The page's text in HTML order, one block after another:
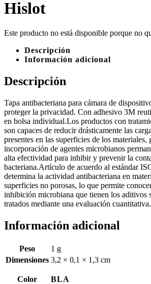
Hislot
Este producto no está disponible porque no
Descripción
Información adicional
Descripción
Tapa antibacteriana para cámara de
proteger la privacidad. Con adhesivo 3M
en bolsa individual.Los productos con
son capaces de reducir drásticamente las
presentes en las superficies de los materiales,
incorporación de agentes microbianos
alta efectividad para inhibir y prevenir la
bacteriana.Artículo de acuerdo al estándar
determina la actividad antibacteriana en
superficies no porosas, lo que permite
inhibición microbiana que tienen los aditivos
tratados mediante una evaluación cuantitativa.
Información adicional
Peso
1 g
Dimensiones 3,2 × 0,1 × 1,3 cm
Color BLA